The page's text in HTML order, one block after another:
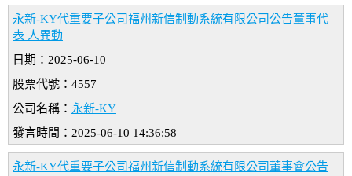
永新-KY代重要子公司福州新信制動系統有限公司公告董事代
表 人異動
日期：2025-06-10
股票代號：4557
公司名稱： 永新-KY
發言時間：2025-06-10 14:36:58
永新-KY代重要子公司福州新信制動系統有限公司董事會公告